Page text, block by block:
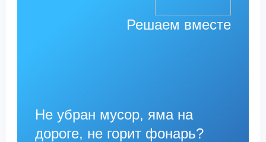
Решаем вместе
Не убран мусор, яма на
дороге, не горит фонарь?